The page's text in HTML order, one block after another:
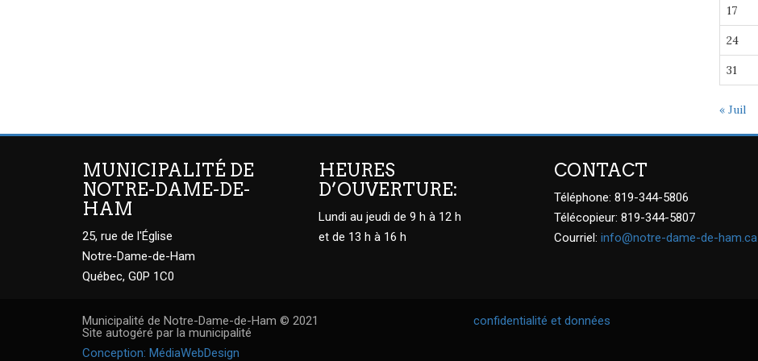
17
24
31
« Juil
MUNICIPALITÉ DE
NOTRE-DAME-DE-
HAM
25, rue de l'Église
Notre-Dame-de-Ham
Québec, G0P 1C0
HEURES
D’OUVERTURE:
Lundi au jeudi de 9 h à 12 h
et de 13 h à 16 h
CONTACT
Téléphone: 819-344-5806
Télécopieur: 819-344-5807
Courriel: info@notre-dame-de-ham.ca
Municipalité de Notre-Dame-de-Ham © 2021
Site autogéré par la municipalité
Conception: MédiaWebDesign
confidentialité et données